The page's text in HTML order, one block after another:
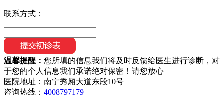
联系方式：
温馨提醒： 您所填的信息我们将及时反馈给医生进行诊断，对
于您的个人信息我们承诺绝对保密！请您放心
医院地址：南宁秀厢大道东段10号
咨询热线： 4008797179